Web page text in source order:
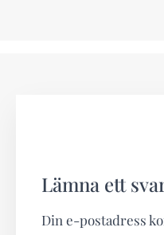
Lämna ett
Din e-postadress